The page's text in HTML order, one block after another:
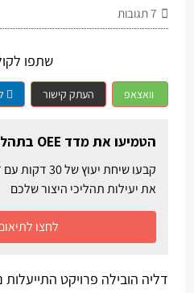
7תגובות
שתפו
וואצאפ העתק קישור
הטמיעו את מדד OEE בתהליך היצור
קבעו שיחת
את יעילות תהליכי היצור שלכם
לחצו
דליה הובילה פרויקט